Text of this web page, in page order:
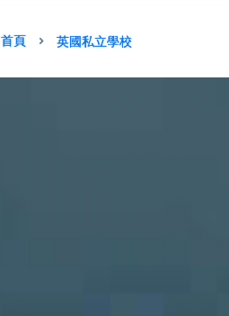
首頁 英國私立學校